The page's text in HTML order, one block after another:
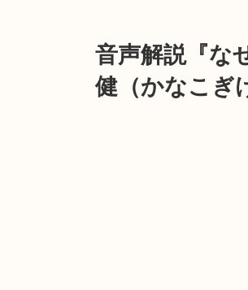
音声解説『な
健（かなこ